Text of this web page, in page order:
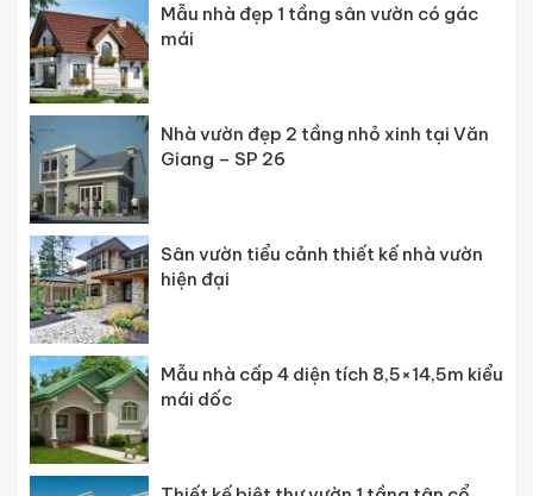
Mẫu nhà đẹp 1 tầng sân vườn có gác
mái
Nhà vườn đẹp 2 tầng nhỏ xinh tại Văn
Giang – SP 26
Sân vườn tiểu cảnh thiết kế nhà vườn
hiện đại
Mẫu nhà cấp 4 diện tích 8,5×14,5m kiểu
mái dốc